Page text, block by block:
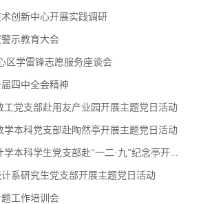
创新中心开展实践调研
示教育大会
区学雷锋志愿服务座谈会
四中全会精神
党支部赴用友产业园开展主题党日活动
本科党支部赴陶然亭开展主题党日活动
本科学生党支部赴“一二·九”纪念亭开...
系研究生党支部开展主题党日活动
工作培训会